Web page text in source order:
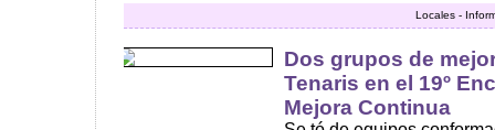
Locales -
Dos grupos de
Tenaris en el 19º
Mejora Continua